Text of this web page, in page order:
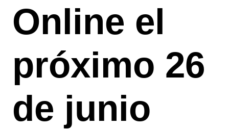
Online el
próximo 26
de junio